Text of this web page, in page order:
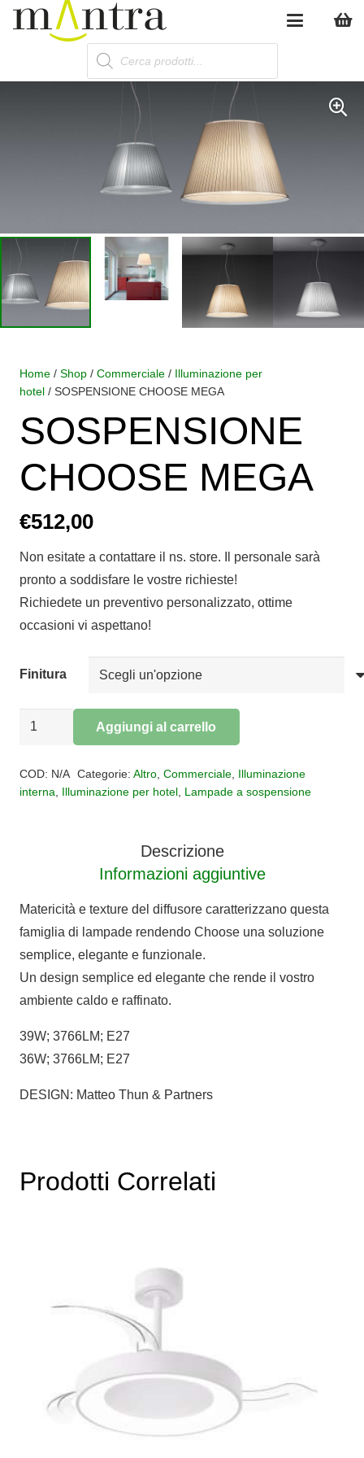
Products
search
Home / Shop / Commerciale / Illuminazione per
hotel / SOSPENSIONE CHOOSE MEGA
SOSPENSIONE
CHOOSE MEGA
€512,00
Non esitate a contattare il ns. store. Il personale sarà
pronto a soddisfare le vostre richieste!
Richiedete un preventivo personalizzato, ottime
occasioni vi aspettano!
Finitura
SOSPENSIONE
CHOOSE
quantità
Aggiungi al carrello
COD: N/A Categorie: Altro, Commerciale, Illuminazione
interna
Illuminazione per hotel Lampade a sospensione
Descrizione
Informazioni aggiuntive
Matericità e texture del diffusore caratterizzano questa
famiglia di lampade rendendo Choose una soluzione
semplice, elegante e funzionale.
Un design semplice ed elegante che rende il vostro
ambiente caldo e raffinato.
39W; 3766LM; E27
36W; 3766LM; E27
DESIGN: Matteo Thun & Partners
Prodotti Correlati